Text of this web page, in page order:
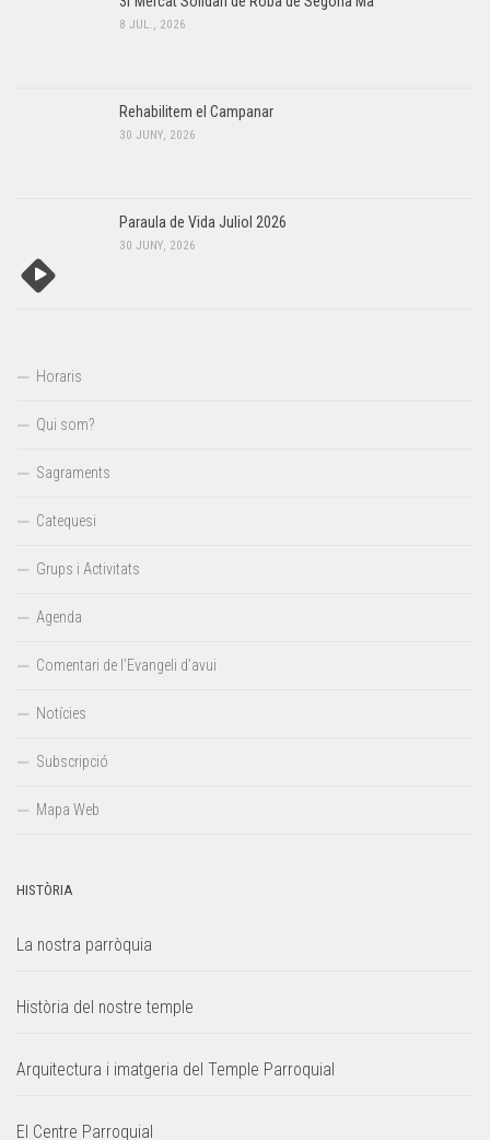
8 JUL., 2026
Rehabilitem el Campanar
30 JUNY, 2026
Paraula de Vida Juliol 2026
30 JUNY, 2026
Horaris
Qui som?
Sagraments
Catequesi
Grups i Activitats
Agenda
Comentari de l’Evangeli d’avui
Notícies
Subscripció
Mapa Web
HISTÒRIA
La nostra parròquia
Història del nostre temple
Arquitectura i imatgeria del Temple Parroquial
El Centre Parroquial